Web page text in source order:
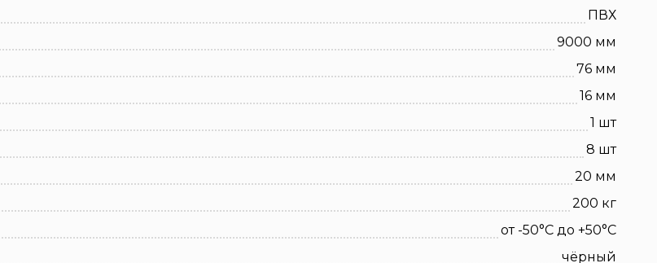
ПВХ
9000 мм
76 мм
16 мм
1 шт
8 шт
20 мм
200 кг
от -50°C до +50°C
чёрный